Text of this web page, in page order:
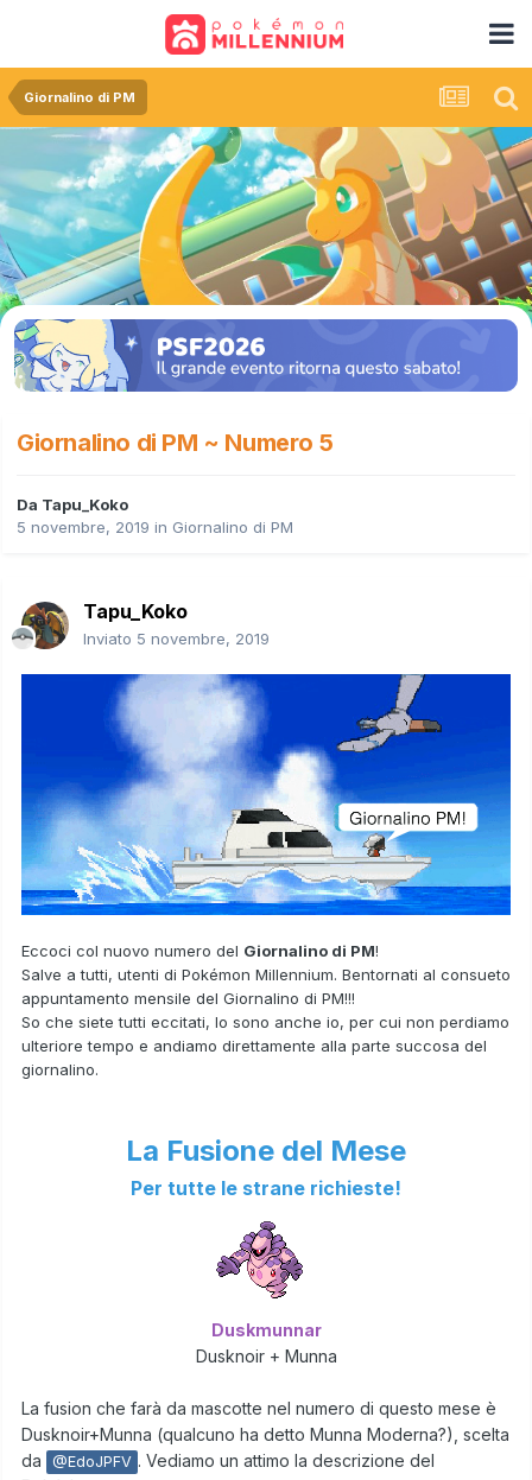
Giornalino di PM
Giornalino di PM ~ Numero 5
Da Tapu_Koko
5 novembre, 2019 in Giornalino di PM
Tapu_Koko
Inviato 5 novembre, 2019
Eccoci col nuovo numero del Giornalino di PM!
Salve a tutti, utenti di Pokémon Millennium. Bentornati al consueto
appuntamento mensile del Giornalino di PM!!!
So che siete tutti eccitati, lo sono anche io, per cui non perdiamo
ulteriore tempo e andiamo direttamente alla parte succosa del
giornalino.
La Fusione del Mese
Per tutte le strane richieste!
Duskmunnar
Dusknoir + Munna
La fusion che farà da mascotte nel numero di questo mese è
Dusknoir+Munna (qualcuno ha detto Munna Moderna?), scelta
da
@EdoJPFV . Vediamo un attimo la descrizione del